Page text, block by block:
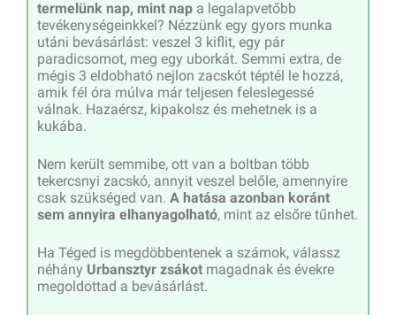
termelünk nap, mint nap a legalapvetőbb
tevékenységeinkkel? Nézzünk egy gyors munka
utáni bevásárlást: veszel 3 kiflit, egy pár
paradicsomot, meg egy uborkát. Semmi extra, de
mégis 3 eldobható nejlon zacskót téptél le hozzá,
amik fél óra múlva már teljesen feleslegessé
válnak. Hazaérsz, kipakolsz és mehetnek is a
kukába.
Nem került semmibe, ott van a boltban több
tekercsnyi zacskó, annyit veszel belőle, amennyire
csak szükséged van. A hatása azonban koránt
sem annyira elhanyagolható, mint az elsőre tűnhet.
Ha Téged is megdöbbentenek a számok, válassz
néhány Urbansztyr zsákot magadnak és évekre
megoldottad a bevásárlást.